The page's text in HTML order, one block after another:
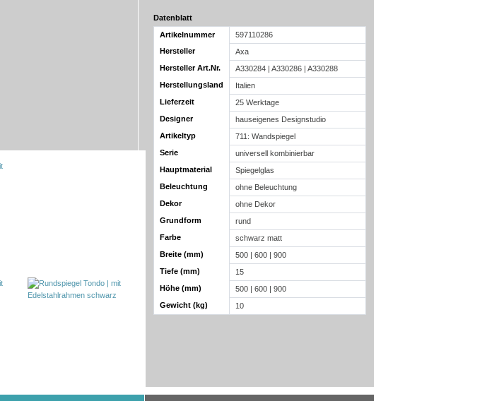
Datenblatt
Artikelnummer
597110286
Hersteller
Axa
Hersteller Art.Nr.
A330284 | A330286 | A330288
Herstellungsland
Italien
Lieferzeit
25 Werktage
Designer
hauseigenes Designstudio
Artikeltyp
711: Wandspiegel
Serie
universell kombinierbar
Hauptmaterial
Spiegelglas
Beleuchtung
ohne Beleuchtung
Dekor
ohne Dekor
Grundform
rund
Farbe
schwarz matt
Breite (mm)
500 | 600 | 900
Tiefe (mm)
15
Höhe (mm)
500 | 600 | 900
Gewicht (kg)
10